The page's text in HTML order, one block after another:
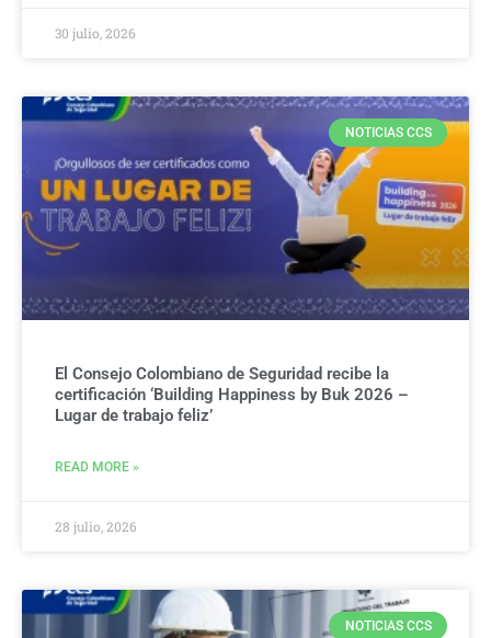
30 julio, 2026
NOTICIAS CCS
El Consejo Colombiano de Seguridad recibe la
certificación ‘Building Happiness by Buk 2026 –
Lugar de trabajo feliz’
READ MORE »
28 julio, 2026
NOTICIAS CCS